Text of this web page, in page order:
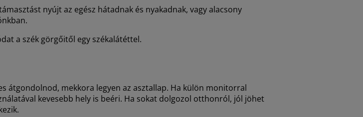
nyújt az egész hátadnak és nyakadnak, vagy alacsony
a szék görgőitől egy székalátéttel.
átgondolnod, mekkora legyen az asztallap. Ha külön monitorral
kevesebb hely is beéri. Ha sokat dolgozol otthonról, jól jöhet